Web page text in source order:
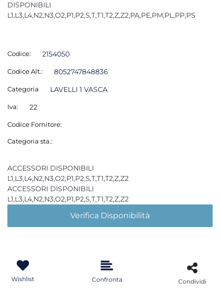
DISPONIBILI
L1,L3,L4,N2,N3,O2,P1,P2,S,T,T1,T2,Z,Z2,PA,PE,PM,PL,PP,PS
Codice: 2154050
Codice Alt.: 8052747848836
Categoria LAVELLI 1 VASCA
Iva: 22
Codice Fornitore:
Categoria sta.:
ACCESSORI DISPONIBILI
L1,L3,L4,N2,N3,O2,P1,P2,S,T,T1,T2,Z,Z2
ACCESSORI DISPONIBILI
L1,L3,L4,N2,N3,O2,P1,P2,S,T,T1,T2,Z,Z2
Verifica Disponibilità
Wishlist Confronta Condividi